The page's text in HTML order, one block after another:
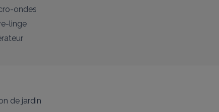
ondes
linge
de jardin